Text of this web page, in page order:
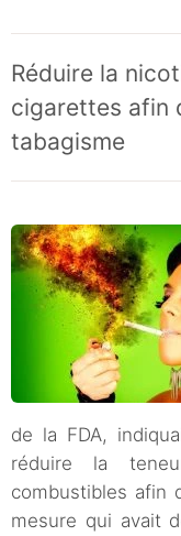
Réduire la
cigarettes afin
tabagisme
de la FDA,
réduire la
combustibles afin
mesure qui avait